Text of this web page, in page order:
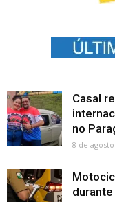
Casal
no
8 de